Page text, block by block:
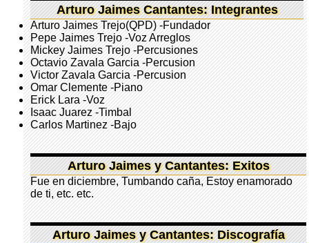
Arturo Jaimes Cantantes: Integrantes
Arturo Jaimes Trejo(QPD) -Fundador
Pepe Jaimes Trejo -Voz Arreglos
Mickey Jaimes Trejo -Percusiones
Octavio Zavala Garcia -Percusion
Victor Zavala Garcia -Percusion
Omar Clemente -Piano
Erick Lara -Voz
Isaac Juarez -Timbal
Carlos Martinez -Bajo
Arturo Jaimes y Cantantes: Exitos
Fue en diciembre, Tumbando caña, Estoy enamorado
de ti, etc. etc.
Arturo Jaimes y Cantantes: Discografía